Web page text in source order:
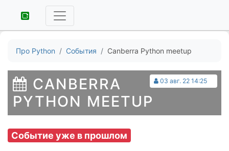
Про Python События Canberra Python meetup
03 авг. 22 14:25
CANBERRA
PYTHON MEETUP
Событие уже в прошлом